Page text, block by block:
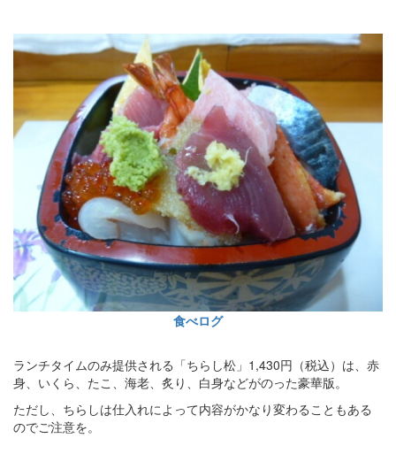
食べログ
ランチタイムのみ提供される「ちらし松」1,430円（税込）は、赤
身、いくら、たこ、海老、炙り、白身などがのった豪華版。
ただし、ちらしは仕入れによって内容がかなり変わることもある
のでご注意を。